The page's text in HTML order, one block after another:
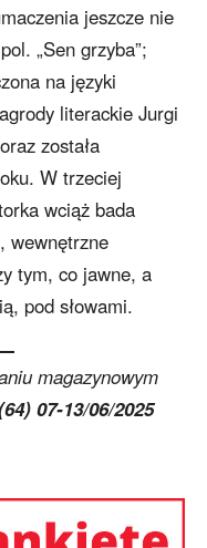
jeszcze nie
„Sen grzyba”;
na języki
literackie Jurgi
została
W trzeciej
wciąż bada
wewnętrzne
tym, co jawne, a
pod słowami.
magazynowym
07-13/06/2025